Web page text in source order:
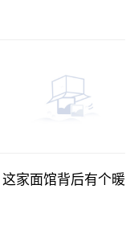
家面馆背后有个暖